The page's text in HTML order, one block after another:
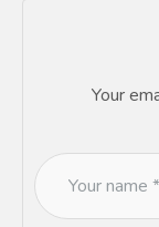
Your